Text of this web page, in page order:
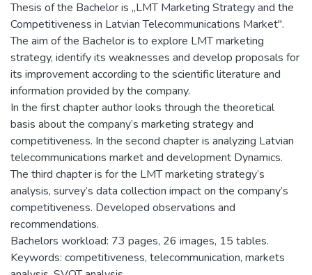
Thesis of the Bachelor is „LMT Marketing Strategy and the
Competitiveness in Latvian Telecommunications Market".
The aim of the Bachelor is to explore LMT marketing
strategy, identify its weaknesses and develop proposals for
its improvement according to the scientific literature and
information provided by the company.
In the first chapter author looks through the theoretical
basis about the company’s marketing strategy and
competitiveness. In the second chapter is analyzing Latvian
telecommunications market and development Dynamics.
The third chapter is for the LMT marketing strategy’s
analysis, survey’s data collection impact on the company’s
competitiveness. Developed observations and
recommendations.
Bachelors workload: 73 pages, 26 images, 15 tables.
Keywords: competitiveness, telecommunication, markets